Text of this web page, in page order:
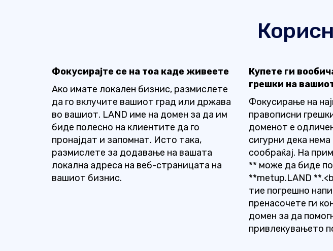
Фокусирајте се на тоа каде живеете
Ако имате локален бизнис, размислете
да го вклучите вашиот град или држава
во вашиот. LAND име на домен за да им
биде полесно на клиентите да го
пронајдат и запомнат. Исто така,
размислете за додавање на вашата
локална адреса на веб-страницата на
вашиот бизнис.
Купете ги
грешки на
Фокусирање на
правописни
доменот е
сигурни дека
сообраќај. На
** може да биде
**metup.LAND
тие погрешно
пренасочете ги
домен за да
привлекувањето